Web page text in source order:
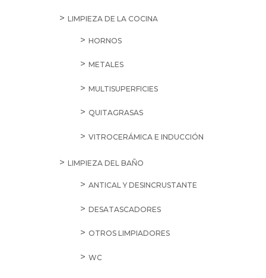
LIMPIEZA DE LA COCINA
HORNOS
METALES
MULTISUPERFICIES
QUITAGRASAS
VITROCERÁMICA E INDUCCIÓN
LIMPIEZA DEL BAÑO
ANTICAL Y DESINCRUSTANTE
DESATASCADORES
OTROS LIMPIADORES
WC